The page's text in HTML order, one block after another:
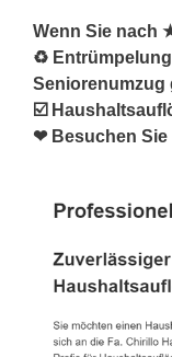
Wenn Sie nach
♻
Seniorenumzug
☑️
❤ Besuchen